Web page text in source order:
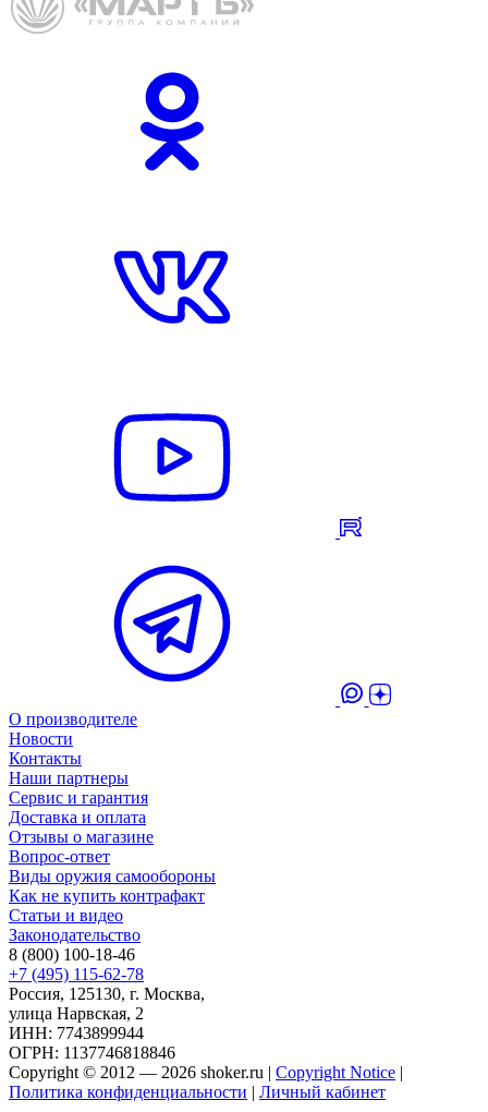
О производителе
Новости
Контакты
Наши партнеры
Сервис и гарантия
Доставка и оплата
Отзывы о магазине
Вопрос-ответ
Виды оружия самообороны
Как не купить контрафакт
Статьи и видео
Законодательство
8 (800) 100-18-46
+7 (495) 115-62-78
Россия, 125130, г. Москва,
улица Нарвская, 2
ИНН: 7743899944
ОГРН: 1137746818846
Copyright © 2012 — 2026 shoker.ru | Copyright Notice |
Политика конфиденциальности | Личный кабинет